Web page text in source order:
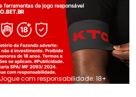
Jogue com responsabilidade. 18+